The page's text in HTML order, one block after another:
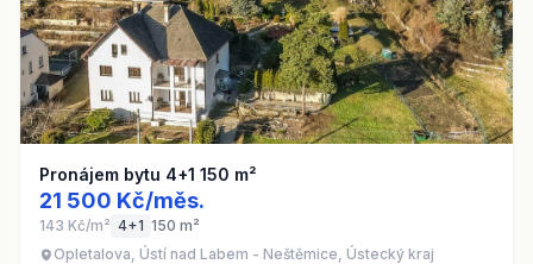
Pronájem bytu 4+1 150 m²
21 500 Kč/měs.
143 Kč/m² 4+1 150 m²
Opletalova, Ústí nad Labem - Neštěmice, Ústecký kraj